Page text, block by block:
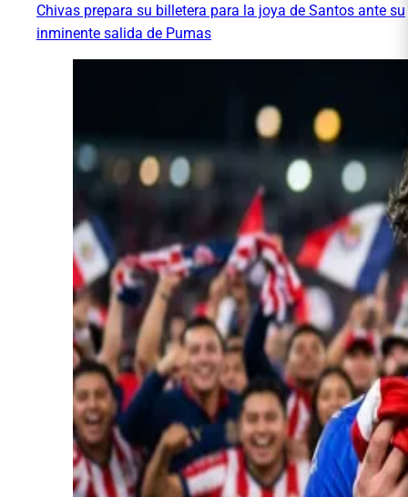
Chivas prepara su billetera para la joya de Santos ante su
inminente salida de Pumas